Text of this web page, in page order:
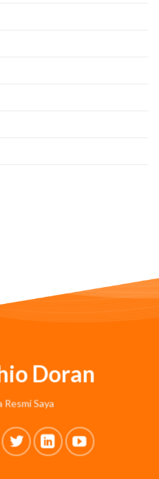
Doran
Resmi Saya